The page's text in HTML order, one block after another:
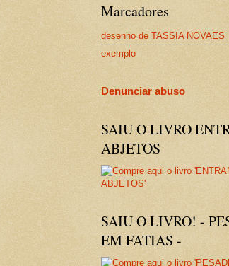
Marcadores
desenho de TASSIA NOVAES
exemplo
Denunciar abuso
SAIU O LIVRO
ABJETOS
SAIU O LIVRO! -
EM FATIAS -